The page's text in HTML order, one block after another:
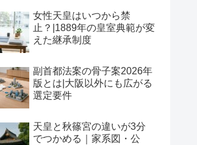
女性天皇はいつから禁
止？|1889年の皇室典範が変
えた継承制度
副首都法案の骨子案2026年
版とは|大阪以外にも広がる
選定要件
天皇と秋篠宮の違いが3分
でつかめる｜家系図・公